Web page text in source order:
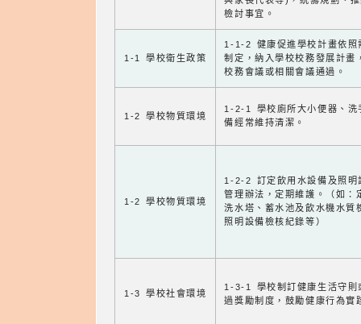
檢討事宜。
1-1 學校衛生政策
1-1-2 健康促進學校計畫依照
制定，納入學校校務發展計畫
校務會議或相關會議通過。
1-2 學校物質環境
1-2-1 學校廁所大小便器、洗
備經常維持清潔。
1-2 學校物質環境
1-2-2 訂定飲用水設備及照明
管理辦法，定期維護。（如：
洗水塔、蓄水池及飲水機水質
照明設備檢核紀錄等）
1-3 學校社會環境
1-3-1 學校制訂健康生活守則
過獎勵制度，鼓勵健康行為實